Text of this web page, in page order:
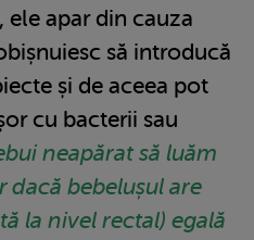
apar din cauza
să introducă
și de aceea pot
cu bacterii sau
neapărat să luăm
bebelușul are
la nivel rectal) egală